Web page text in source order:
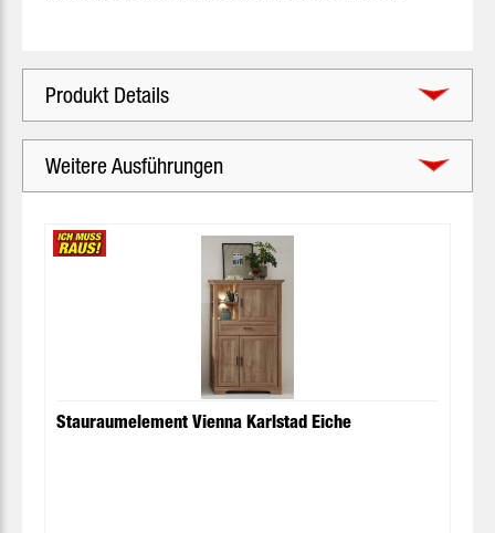
Produkt Details
Weitere Ausführungen
Stauraumelement Vienna Karlstad Eiche